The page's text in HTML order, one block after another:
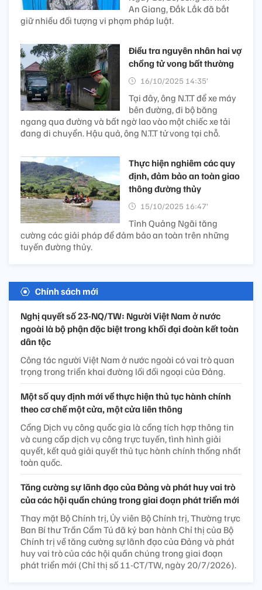
An Giang, Đắk Lắk đã bắt
giữ nhiều đối tượng vi phạm pháp luật.
Điều tra nguyên nhân hai vợ
chồng tử vong bất thường
16/10/2025 14:35’
Tại đây, ông N.T.T để xe máy
bên đường, đi bộ băng
ngang qua đường và bất ngờ lao vào một chiếc xe tải
đang di chuyển. Hậu quả, ông N.T.T tử vong tại chỗ.
Thực hiện nghiêm các quy
định, đảm bảo an toàn giao
thông đường thủy
15/10/2025 16:47’
Tỉnh Quảng Ngãi tăng
cường các giải pháp để đảm bảo an toàn trên những
tuyến đường thủy.
Chính sách mới
Nghị quyết số 23-NQ/TW: Người Việt Nam ở nước
ngoài là bộ phận đặc biệt trong khối đại đoàn kết toàn
dân tộc
Công tác người Việt Nam ở nước ngoài có vai trò quan
trọng trong triển khai đường lối đối ngoại của Đảng.
Một số quy định mới về thực hiện thủ tục hành chính
theo cơ chế một cửa, một cửa liên thông
Cổng Dịch vụ công quốc gia là cổng tích hợp thông tin
và cung cấp dịch vụ công trực tuyến, tình hình giải
quyết, kết quả giải quyết thủ tục hành chính thống nhất
toàn quốc.
Tăng cường sự lãnh đạo của Đảng và phát huy vai trò
của các hội quần chúng trong giai đoạn phát triển mới
Thay mặt Bộ Chính trị, Ủy viên Bộ Chính trị, Thường trực
Ban Bí thư Trần Cẩm Tú đã ký ban hành Chỉ thị của Bộ
Chính trị về tăng cường sự lãnh đạo của Đảng và phát
huy vai trò của các hội quần chúng trong giai đoạn
phát triển mới (Chỉ thị số 11-CT/TW, ngày 20/7/2026).